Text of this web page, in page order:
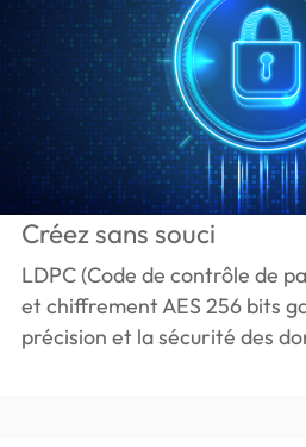
Créez sans souci
LDPC (Code de contrôle de
et chiffrement AES 256 bits
précision et la sécurité des